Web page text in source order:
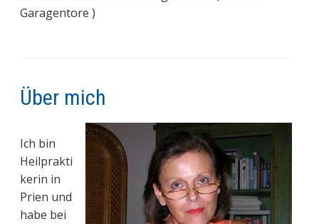
Garagentore )
Über mich
Ich bin
Heilprakti
kerin in
Prien und
habe bei